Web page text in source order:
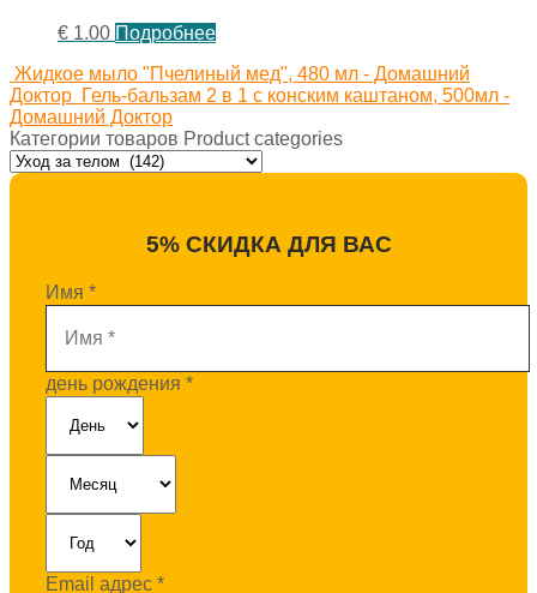
€ 1.00 Подробнее
Жидкое мыло "Пчелиный мед", 480 мл - Домашний
Доктор Гель-бальзам 2 в 1 с конским каштаном, 500мл -
Домашний Доктор
Категории товаров Product categories
5% СКИДКА ДЛЯ ВАС
Имя *
день рождения *
Email адрес *